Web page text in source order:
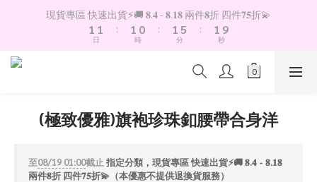
現貨專區 快速出貨⚡️🚚 𝟖.𝟒 - 𝟖.𝟏𝟖 兩件𝟖折 四件𝟕𝟓折💫
2
1
0
2
1
0
日
:
2
1
0
1
0
時
:
2
1
0
6
5
4
分
:
2
1
0
9
8
6
3
0
秒
(極致優雅)旗袍珍珠釦腰帶合身洋
至08/19 01:00截止 指定分類，現貨專區 快速出貨⚡️🚚 𝟖.𝟒 - 𝟖.𝟏𝟖
兩件𝟖折 四件𝟕𝟓折💫（本優惠不提供退換貨服務）